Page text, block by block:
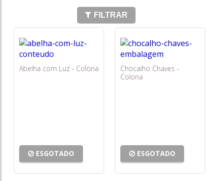
FILTRAR
Abelha com Luz - Coloria
ESGOTADO
Chocalho Chaves -
Coloria
ESGOTADO